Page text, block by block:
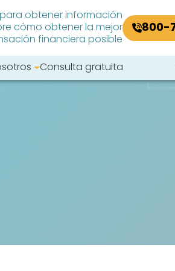
para obtener información
cómo obtener la mejor
financiera posible
800-
Consulta gratuita